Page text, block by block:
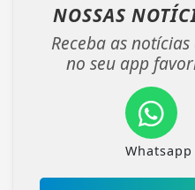
NOSSAS
Receba as
no seu app
Whatsapp